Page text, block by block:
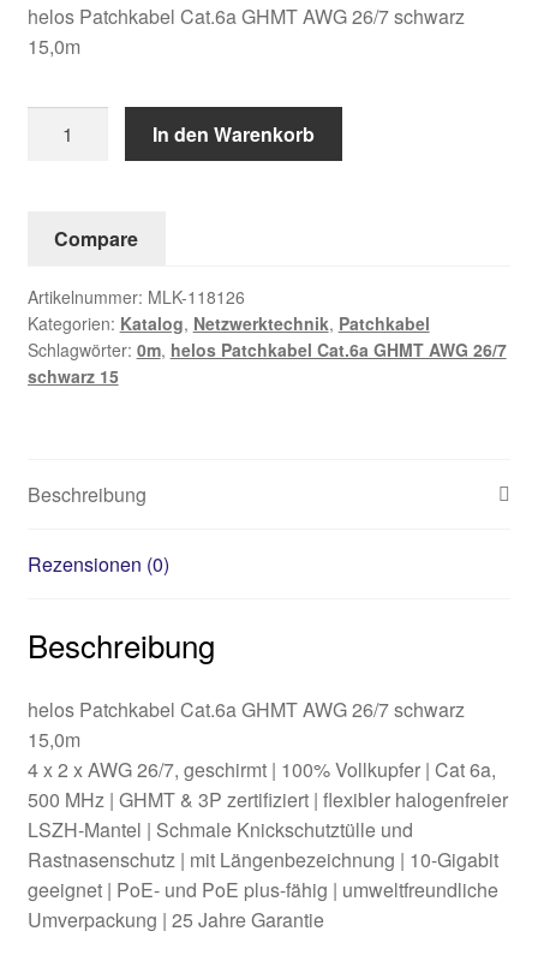
helos Patchkabel Cat.6a GHMT AWG 26/7 schwarz
15,0m
Patchkabel
AWG
schwarz
15,0m
Menge
In den Warenkorb
Compare
Artikelnummer: MLK-118126
Kategorien: Katalog, Netzwerktechnik, Patchkabel
Schlagwörter: 0m, helos Patchkabel Cat.6a GHMT AWG 26/7
schwarz 15
Beschreibung
Rezensionen (0)
Beschreibung
helos Patchkabel Cat.6a GHMT AWG 26/7 schwarz
15,0m
4 x 2 x AWG 26/7, geschirmt | 100% Vollkupfer | Cat 6a,
500 MHz | GHMT & 3P zertifiziert | flexibler halogenfreier
LSZH-Mantel | Schmale Knickschutztülle und
Rastnasenschutz | mit Längenbezeichnung | 10-Gigabit
geeignet | PoE- und PoE plus-fähig | umweltfreundliche
Umverpackung | 25 Jahre Garantie